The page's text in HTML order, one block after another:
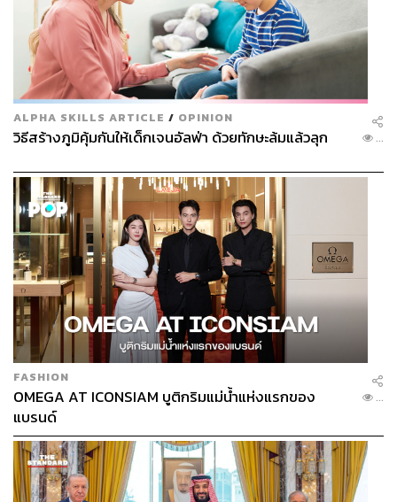
ALPHA SKILLS ARTICLE / OPINION
วิธีสร้างภูมิคุ้มกันให้เด็กเจนอัลฟ่า ด้วยทักษะล้มแล้วลุก ...
FASHION
OMEGA AT ICONSIAM บูติกริมแม่น้ำแห่งแรกของ
แบรนด์
...